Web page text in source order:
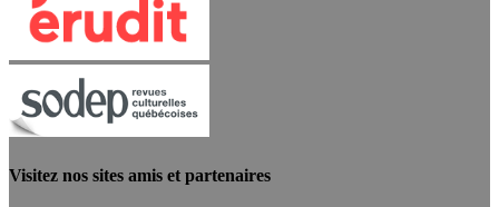
Visitez nos sites amis et partenaires